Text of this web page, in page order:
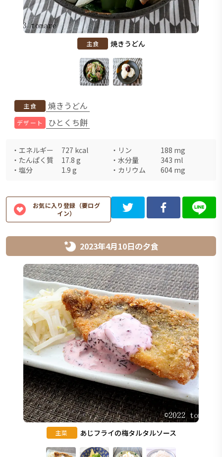
主食 焼きうどん
主食 焼きうどん
デザート ひとくち餅
・ エネルギー 727 kcal ・ リン 188 mg
・ たんぱく質 17.8 g ・ 水分量 343 ml
・ 塩分 1.9 g ・ カリウム 604 mg
お気に入り登録（要ログ
イン）
2023年4月10日の夕食
主菜 あじフライの梅タルタルソース